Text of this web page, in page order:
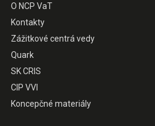
O NCP VaT
Kontakty
Zážitkové centrá vedy
Quark
SK CRIS
CIP VVI
Koncepčné materiály